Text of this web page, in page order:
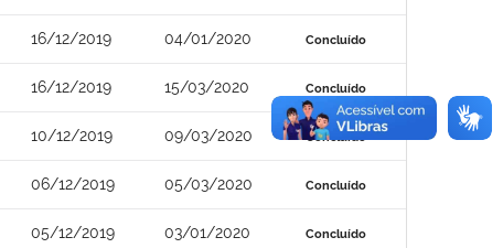
16/12/2019 04/01/2020 Concluído
16/12/2019 15/03/2020 Concluído
10/12/2019 09/03/2020 Concluído
06/12/2019 05/03/2020 Concluído
05/12/2019 03/01/2020 Concluído